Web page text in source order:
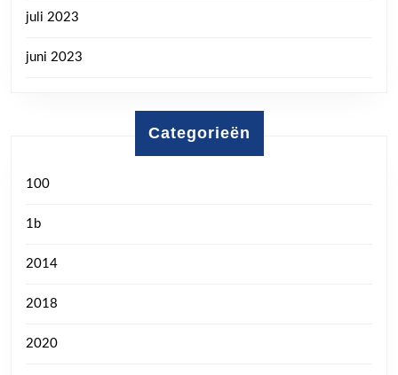
juli 2023
juni 2023
Categorieën
100
1b
2014
2018
2020